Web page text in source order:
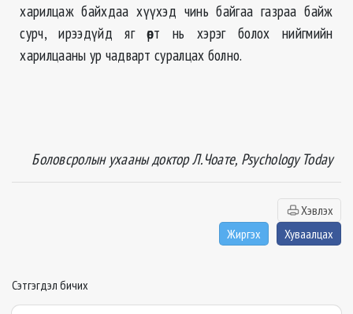
харилцаж байхдаа хүүхэд чинь байгаа газраа байж
сурч, ирээдүйд яг өөрт нь хэрэг болох нийгмийн
харилцааны ур чадварт суралцах болно.
Боловсролын ухааны доктор Л.Чоате, Psychology Today
Хэвлэх
Жиргэх
Хуваалцах
Сэтгэгдэл бичих